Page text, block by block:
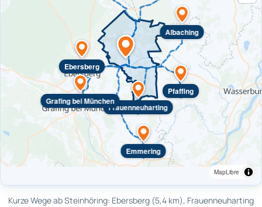
Ebersberg
Frauenneuharting
Albaching
Grafing bei München
Pfaffing
Emmering
MapLibre
Kurze Wege ab Steinhöring: Ebersberg (5,4 km), Frauenneuharting